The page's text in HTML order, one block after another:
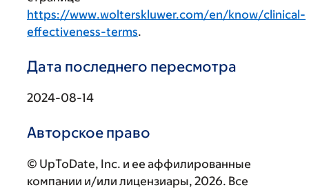
https://www.wolterskluwer.com/en/know/clinical-
effectiveness-terms.
Дата последнего пересмотра
2024-08-14
Авторское право
© UpToDate, Inc. и ее аффилированные
компании и/или лицензиары, 2026. Все